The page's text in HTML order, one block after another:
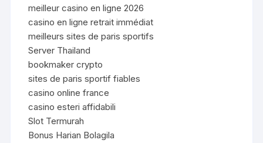
meilleur casino en ligne 2026
casino en ligne retrait immédiat
meilleurs sites de paris sportifs
Server Thailand
bookmaker crypto
sites de paris sportif fiables
casino online france
casino esteri affidabili
Slot Termurah
Bonus Harian Bolagila